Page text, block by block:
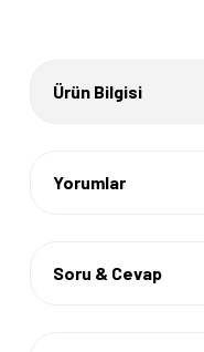
Ürün Bilgisi
Yorumlar
Soru & Cevap